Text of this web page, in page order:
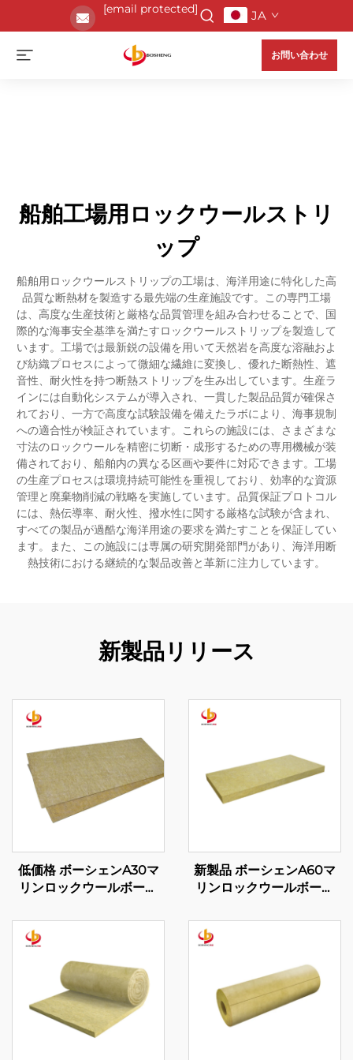
[email protected] JA
お問い合わせ
船舶工場用ロックウールストリ
ップ
船舶用ロックウールストリップの工場は、海洋用途に特化した高
品質な断熱材を製造する最先端の生産施設です。この専門工場
は、高度な生産技術と厳格な品質管理を組み合わせることで、国
際的な海事安全基準を満たすロックウールストリップを製造して
います。工場では最新鋭の設備を用いて天然岩を高度な溶融およ
び紡織プロセスによって微細な繊維に変換し、優れた断熱性、遮
音性、耐火性を持つ断熱ストリップを生み出しています。生産ラ
インには自動化システムが導入され、一貫した製品品質が確保さ
れており、一方で高度な試験設備を備えたラボにより、海事規制
への適合性が検証されています。これらの施設には、さまざまな
寸法のロックウールを精密に切断・成形するための専用機械が装
備されており、船舶内の異なる区画や要件に対応できます。工場
の生産プロセスは環境持続可能性を重視しており、効率的な資源
管理と廃棄物削減の戦略を実施しています。品質保証プロトコル
には、熱伝導率、耐火性、撥水性に関する厳格な試験が含まれ、
すべての製品が過酷な海洋用途の要求を満たすことを保証してい
ます。また、この施設には専属の研究開発部門があり、海洋用断
熱技術における継続的な製品改善と革新に注力しています。
新製品リリース
低価格 ボーシェンA30マ
リンロックウールボード
石綿建材断熱パネル用
新製品 ボーシェンA60マ
リンロックウールボード
クウールボード マレーシ